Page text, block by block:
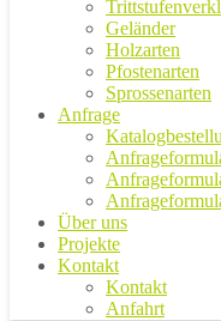
Geländer
Holzarten
Pfostenarten
Sprossenarten
Anfrage
Über uns
Projekte
Kontakt
Kontakt
Anfahrt